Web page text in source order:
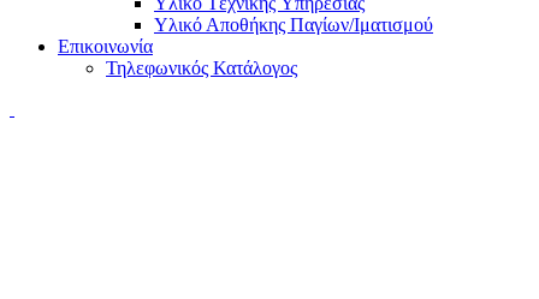
Υλικό Αποθήκης Παγίων/Ιματισμού
Επικοινωνία
Τηλεφωνικός Κατάλογος